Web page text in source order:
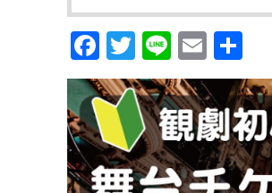
Facebook
TwitterLineEmail
有